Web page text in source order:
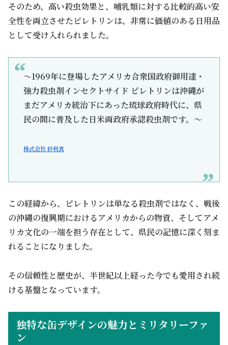
そのため、高い殺虫効果と、哺乳類に対する比較的高い安
全性を両立させたピレトリンは、非常に価値のある日用品
として受け入れられました。
～1969年に登場したアメリカ合衆国政府御用達・
強力殺虫剤インセクトサイド ピレトリンは沖縄が
まだアメリカ統治下にあった琉球政府時代に、県
民の間に普及した日米両政府承認殺虫剤です。～
株式会社 紗利真
この経緯から、ピレトリンは単なる殺虫剤ではなく、戦後
の沖縄の復興期におけるアメリカからの物資、そしてアメ
リカ文化の一端を担う存在として、県民の記憶に深く刻ま
れることになりました。
その信頼性と歴史が、半世紀以上経った今でも愛用され続
ける基盤となっています。
独特な缶デザインの魅力とミリタリーファ
ン